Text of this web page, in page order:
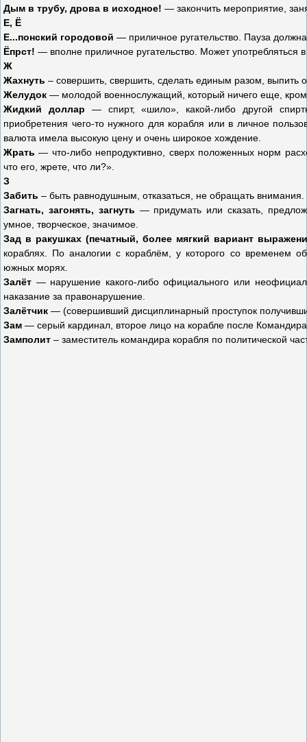
Дым в трубу, дрова в исходное! — закончить мероприятие,
Е, Ё
Е...понский городовой — приличное ругательство. Пауза
Ёпрст! — вполне приличное ругательство. Может употребляться
Ж
Жахнуть – совершить, свершить, сделать единым разом, выпить
Желудок — молодой военнослужащий, который ничего еще,
Жидкий доллар — спирт, «шило», какой-либо другой
приобретения чего-то нужного для корабля или в личное
валюта имела высокую цену и очень широкое хождение.
Жрать — что-либо непродуктивно, сверх положенных норм
что его, жрете, что ли?».
З
Забить – быть равнодушным, отказаться, не обращать внимания.
Загнать, загонять, загнуть — придумать или сказать,
умное, творческое, значимое.
Зад в ракушках (печатный, более мягкий вариант
кораблях. По аналогии с кораблём, у которого со временем
южных морях.
Залёт — нарушение какого-либо официального или
наказание за правонарушение.
Залётчик — (совершивший дисциплинарный проступок
Зам — серый кардинал, второе лицо на корабле после
Замполит – заместитель командира корабля по политической